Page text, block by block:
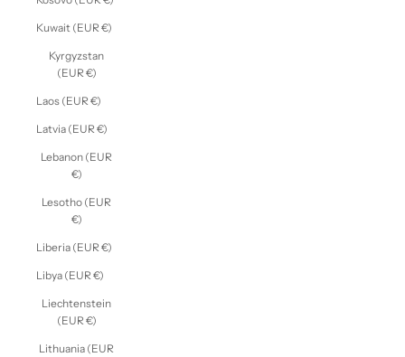
Kuwait (EUR €)
Kyrgyzstan
(EUR €)
Laos (EUR €)
Latvia (EUR €)
Lebanon (EUR
€)
Lesotho (EUR
€)
Liberia (EUR €)
Libya (EUR €)
Liechtenstein
(EUR €)
Lithuania (EUR